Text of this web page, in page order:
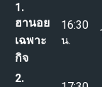
1.
ฮานอย
เฉพาะ
กิจ
16:30
น.
2.